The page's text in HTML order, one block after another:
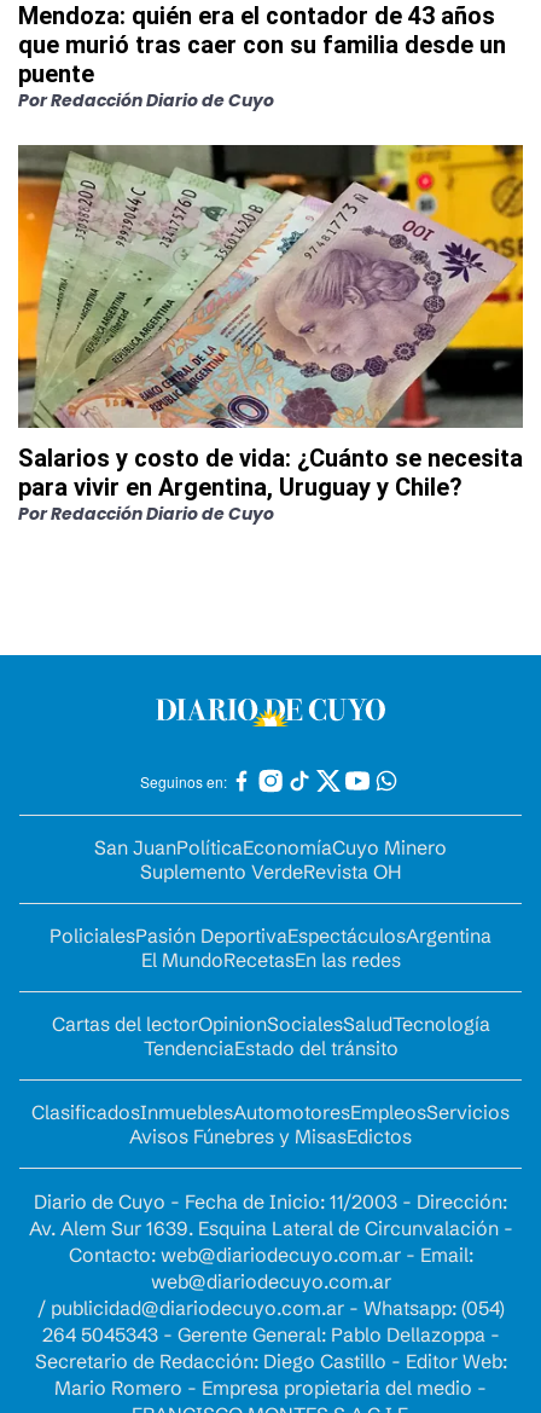
Mendoza: quién era el contador de 43 años
que murió tras caer con su familia desde un
puente
PorRedacción Diario de Cuyo
Salarios y costo de vida: ¿Cuánto se necesita
para vivir en Argentina, Uruguay y Chile?
PorRedacción Diario de Cuyo
Seguinos en:
San JuanPolíticaEconomíaCuyo Minero
Suplemento VerdeRevista OH
PolicialesPasión DeportivaEspectáculosArgentina
El MundoRecetasEn las redes
Cartas del lectorOpinionSocialesSaludTecnología
TendenciaEstado del tránsito
ClasificadosInmueblesAutomotoresEmpleosServicios
Avisos Fúnebres y MisasEdictos
Diario de Cuyo - Fecha de Inicio: 11/2003 - Dirección:
Av. Alem Sur 1639. Esquina Lateral de Circunvalación -
Contacto: web@diariodecuyo.com.ar- Email:
web@diariodecuyo.com.ar
/ publicidad@diariodecuyo.com.ar- Whatsapp: (054)
264 5045343 - Gerente General: Pablo Dellazoppa -
Secretario de Redacción: Diego Castillo - Editor Web:
Mario Romero - Empresa propietaria del medio -